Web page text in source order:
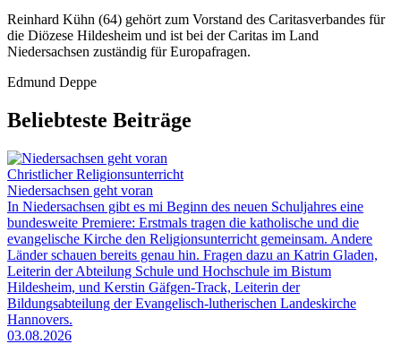
Reinhard Kühn (64) gehört zum Vorstand des Caritasverbandes für
die Diözese Hildesheim und ist bei der Caritas im Land
Niedersachsen zuständig für Europafragen.
Edmund Deppe
Beliebteste Beiträge
Christlicher Religionsunterricht
Niedersachsen geht voran
In Niedersachsen gibt es mi Beginn des neuen Schuljahres eine
bundesweite Premiere: Erstmals tragen die katholische und die
evangelische Kirche den Religionsunterricht gemeinsam. Andere
Länder schauen bereits genau hin. Fragen dazu an Katrin Gladen,
Leiterin der Abteilung Schule und Hochschule im Bistum
Hildesheim, und Kerstin Gäfgen-Track, Leiterin der
Bildungsabteilung der Evangelisch-lutherischen Landeskirche
Hannovers.
03.08.2026